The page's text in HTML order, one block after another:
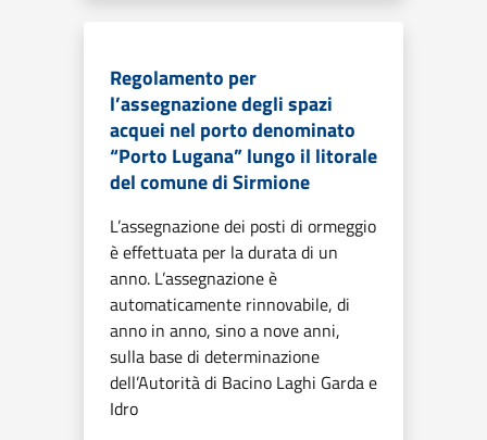
Regolamento per
l’assegnazione degli spazi
acquei nel porto denominato
“Porto Lugana” lungo il litorale
del comune di Sirmione
L’assegnazione dei posti di ormeggio
è effettuata per la durata di un
anno. L’assegnazione è
automaticamente rinnovabile, di
anno in anno, sino a nove anni,
sulla base di determinazione
dell’Autorità di Bacino Laghi Garda e
Idro